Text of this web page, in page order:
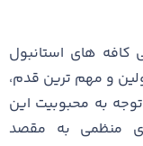
کافه‌ های استانبول
و مهم ‌ترین قدم،
به محبوبیت این
منظمی به مقصد